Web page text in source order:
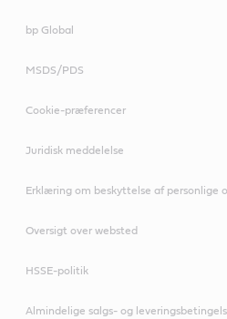
bp Global
MSDS/PDS
Cookie-præferencer
Juridisk meddelelse
Erklæring om beskyttelse af personlige
Oversigt over websted
HSSE-politik
Almindelige salgs- og